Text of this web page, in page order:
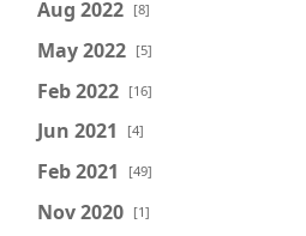
Aug 2022 [8]
May 2022 [5]
Feb 2022 [16]
Jun 2021 [4]
Feb 2021 [49]
Nov 2020 [1]